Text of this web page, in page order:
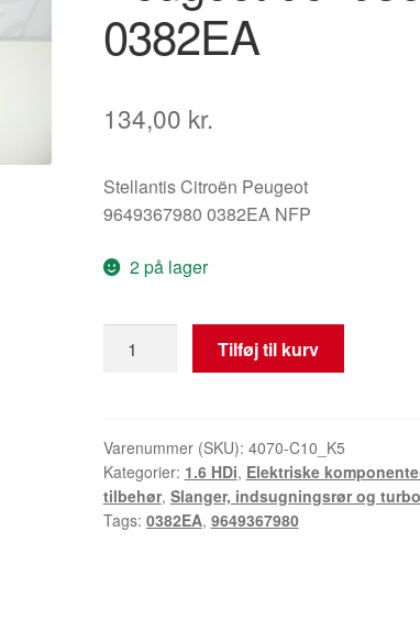
0382EA
134,00 kr.
Stellantis Citroën Peugeot
9649367980 0382EA NFP
2 på lager
Peugeot
9649367980
0382EA
antal
Tilføj til kurv
Varenummer (SKU): 4070-C10_K5
Kategorier: 1.6 HDi, Elektriske
tilbehør, Slanger, indsugningsrør og turbo
Tags: 0382EA, 9649367980